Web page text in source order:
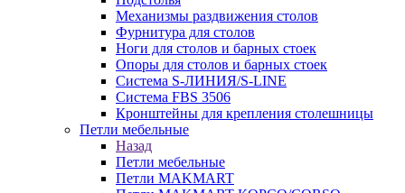
Механизмы раздвижения столов
Фурнитура для столов
Ноги для столов и барных стоек
Опоры для столов и барных стоек
Система S-ЛИНИЯ/S-LINE
Система FBS 3506
Кронштейны для крепления столешницы
Петли мебельные
Назад
Петли мебельные
Петли MAKMART